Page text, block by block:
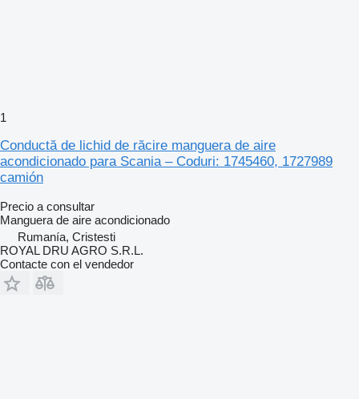
1
Conductă de lichid de răcire manguera de aire
acondicionado para Scania – Coduri: 1745460, 1727989
camión
Precio a consultar
Manguera de aire acondicionado
Rumanía, Cristesti
ROYAL DRU AGRO S.R.L.
Contacte con el vendedor